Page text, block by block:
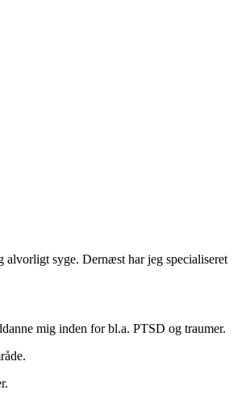
alvorligt syge. Dernæst har jeg specialiseret
mig inden for bl.a. PTSD og traumer.